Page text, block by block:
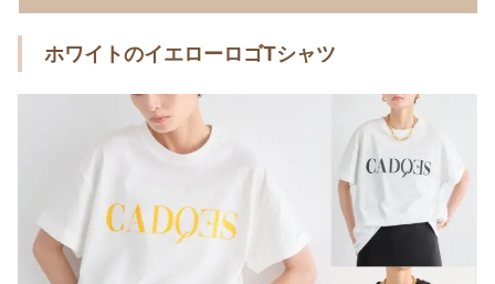
ホワイトのイエローロゴTシャツ